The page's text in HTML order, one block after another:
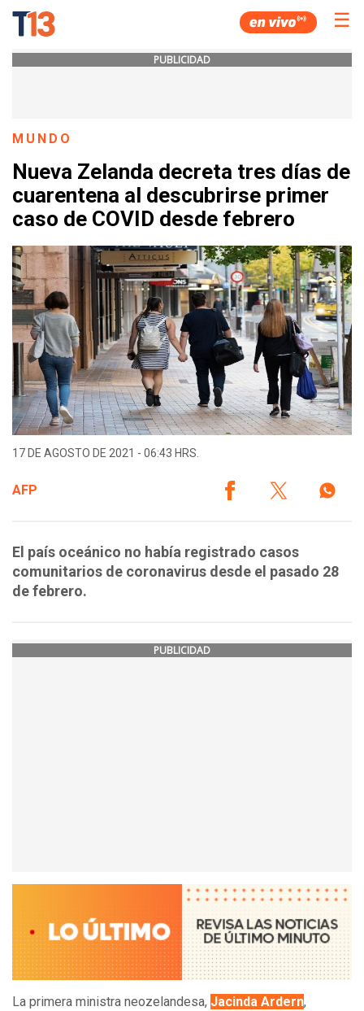
☰
PUBLICIDAD
MUNDO
Nueva Zelanda decreta tres días de
cuarentena al descubrirse primer
caso de COVID desde febrero
17 DE AGOSTO DE 2021 - 06:43 HRS.
AFP
El país oceánico no había registrado casos
comunitarios de coronavirus desde el pasado 28
de febrero.
PUBLICIDAD
La primera ministra neozelandesa, Jacinda Ardern,